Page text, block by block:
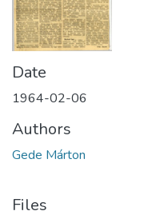
Date
1964-02-06
Authors
Gede Márton
Files